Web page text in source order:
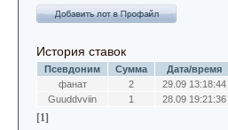
История ставок
Псевдоним Сумма
Дата/время
фанат
2
29.09 13:18:44
Guuddvviin
1 28.09 19:21:36
[1]